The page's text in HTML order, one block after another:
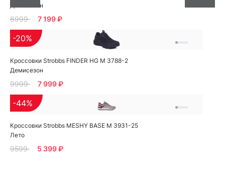
Демисезон
8999 7 199 ₽
Кроссовки Strobbs FINDER HG M 3788-2
Демисезон
-20%
9999 7 999 ₽
Кроссовки Strobbs MESHY BASE M 3931-25
Лето
-44%
9599 5 399 ₽